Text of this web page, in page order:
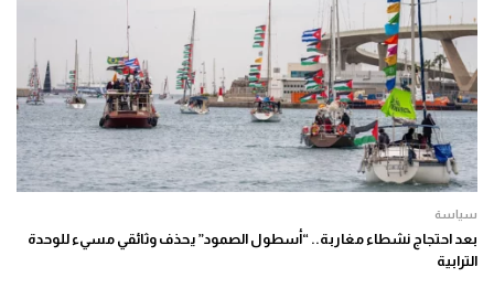
سياسة
بعد احتجاج نشطاء مغاربة.. “أسطول الصمود” يحذف وثائقي مسيء للوحدة
الترابية